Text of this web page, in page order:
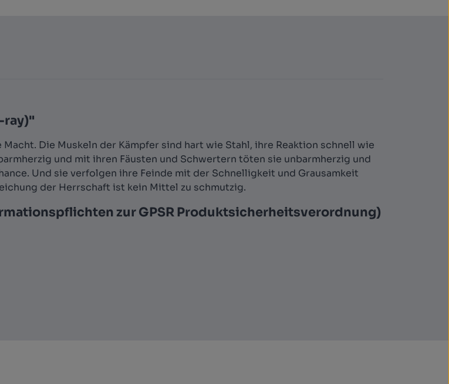
ray)"
Die Muskeln der Kämpfer sind hart wie Stahl, ihre Reaktion schnell wie
und mit ihren Fäusten und Schwertern töten sie unbarmherzig und
Und sie verfolgen ihre Feinde mit der Schnelligkeit und Grausamkeit
der Herrschaft ist kein Mittel zu schmutzig.
zur GPSR Produktsicherheitsverordnung)